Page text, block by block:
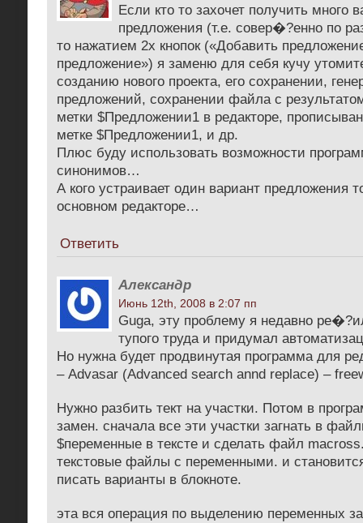
Если кто то захочет получить много
предложения (т.е. совер�?енно по
то нажатием 2х кнопок («Добавить
предложение») я заменю для себя кучу
созданию нового проекта, его сохранении,
предложений, сохранении файла с
метки $Предложении1 в редакторе,
метке $Предложении1, и др.
Плюс буду использовать возможности
синонимов…
А кого устраивает один вариант предложения
основном редакторе…
Ответить
Александр
Июнь 12th, 2008 в 2:07 пп
Guga, эту проблему я недавно
тупого труда и придумал
Но нужна будет продвинутая программа для
– Advasar (Advanced search annd replace) –
Нужно разбить тект на участки. Потом в
замен. сначала все эти участки загнать в
$переменные в тексте и сделать файл
текстовые файлы с переменными. и
писать варианты в блокноте.
эта вся операция по выделению переменных